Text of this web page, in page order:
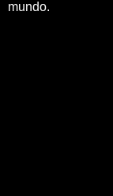
mundo.